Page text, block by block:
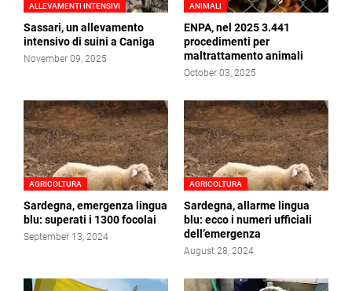
ALLEVAMENTI INTENSIVI
Sassari, un allevamento
intensivo di suini a Caniga
November 09, 2025
ANIMALI
ENPA, nel 2025 3.441
procedimenti per
maltrattamento animali
October 03, 2025
AGRICOLTURA
Sardegna, emergenza lingua
blu: superati i 1300 focolai
September 13, 2024
AGRICOLTURA
Sardegna, allarme lingua
blu: ecco i numeri ufficiali
dell’emergenza
August 28, 2024